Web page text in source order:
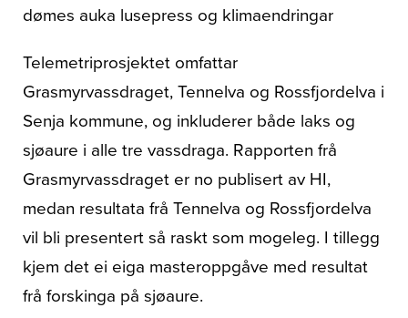
dømes auka lusepress og klimaendringar
Telemetriprosjektet omfattar
Grasmyrvassdraget, Tennelva og Rossfjordelva i
Senja kommune, og inkluderer både laks og
sjøaure i alle tre vassdraga. Rapporten frå
Grasmyrvassdraget er no publisert av HI,
medan resultata frå Tennelva og Rossfjordelva
vil bli presentert så raskt som mogeleg. I tillegg
kjem det ei eiga masteroppgåve med resultat
frå forskinga på sjøaure.